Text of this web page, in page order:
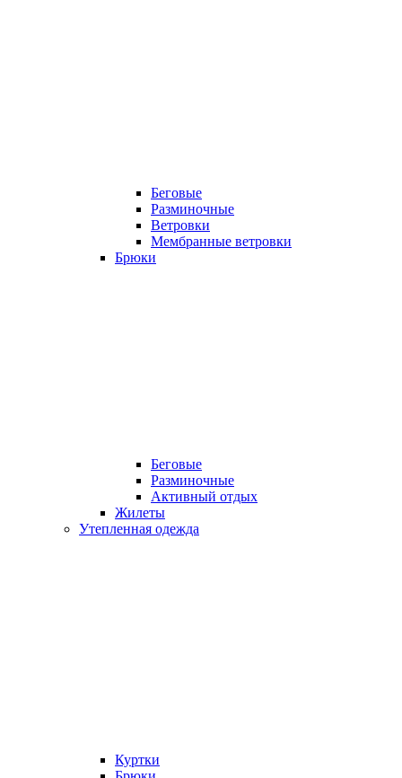
Беговые
Разминочные
Ветровки
Мембранные ветровки
Брюки
Беговые
Разминочные
Активный отдых
Жилеты
Утепленная одежда
Куртки